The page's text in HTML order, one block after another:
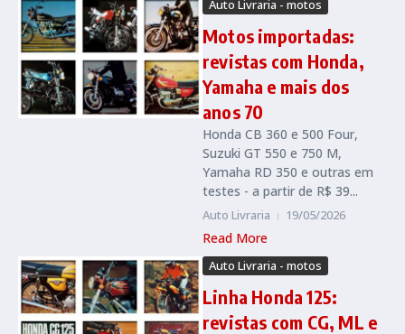
Auto Livraria - motos
Motos importadas:
revistas com Honda,
Yamaha e mais dos
anos 70
Honda CB 360 e 500 Four,
Suzuki GT 550 e 750 M,
Yamaha RD 350 e outras em
testes - a partir de R$ 39...
Auto Livraria 19/05/2026
Read More
Auto Livraria - motos
Linha Honda 125:
revistas com CG, ML e